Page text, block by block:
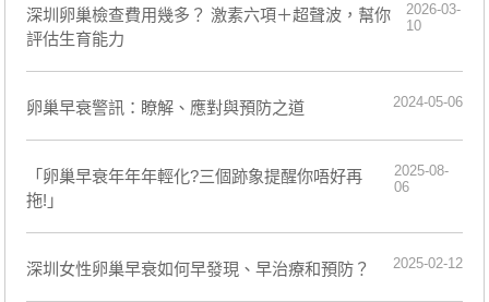
深圳卵巢檢查費用幾多？ 激素六項＋超聲波，幫你
評估生育能力
2026-03-
10
卵巢早衰警訊：瞭解、應對與預防之道 2024-05-06
「卵巢早衰年年年輕化?三個跡象提醒你唔好再
拖!」
2025-08-
06
深圳女性卵巢早衰如何早發現、早治療和預防？ 2025-02-12